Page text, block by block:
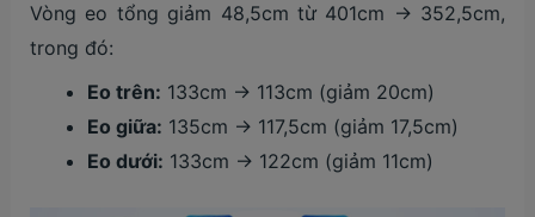
Vòng eo tổng giảm 48,5cm từ 401cm → 352,5cm,
trong đó:
Eo trên: 133cm → 113cm (giảm 20cm)
Eo giữa: 135cm → 117,5cm (giảm 17,5cm)
Eo dưới: 133cm → 122cm (giảm 11cm)